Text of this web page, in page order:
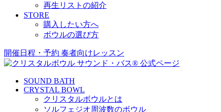
再生リストの紹介
STORE
購入したい方へ
ボウルの選び方
開催日程・予約 奏者向けレッスン
SOUND BATH
CRYSTAL BOWL
クリスタルボウルとは
ソルフェジオ周波数のボウル